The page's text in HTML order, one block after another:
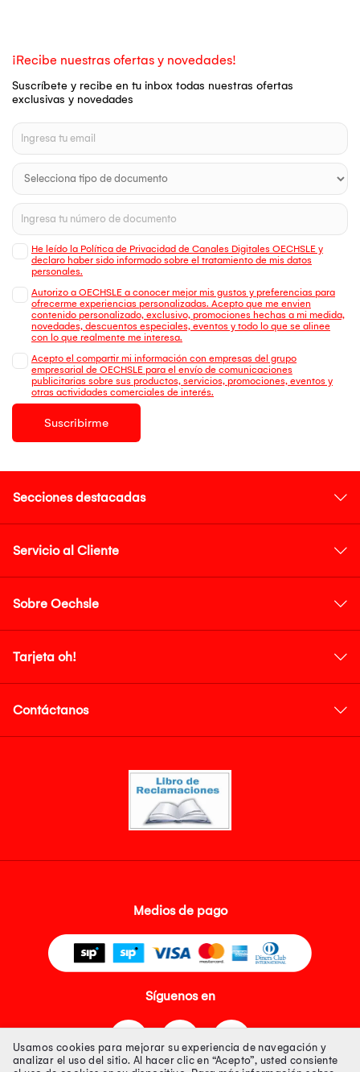
¡Recibe nuestras ofertas y novedades!
Suscríbete y recibe en tu inbox todas nuestras ofertas
exclusivas y novedades
He leído la Política de Privacidad de Canales Digitales OECHSLE y
declaro haber sido informado sobre el tratamiento de mis datos
personales.
Autorizo a OECHSLE a conocer mejor mis gustos y preferencias para
ofrecerme experiencias personalizadas. Acepto que me envien
contenido personalizado, exclusivo, promociones hechas a mi medida,
novedades, descuentos especiales, eventos y todo lo que se alinee
con lo que realmente me interesa.
Acepto el compartir mi información con empresas del grupo
empresarial de OECHSLE para el envío de comunicaciones
publicitarias sobre sus productos, servicios, promociones, eventos y
otras actividades comerciales de interés.
Suscribirme
Secciones destacadas
Servicio al Cliente
Sobre Oechsle
Tarjeta oh!
Contáctanos
Medios de pago
Síguenos en
Usamos cookies para mejorar su experiencia de navegación y
analizar el uso del sitio. Al hacer clic en “Acepto”, usted consiente